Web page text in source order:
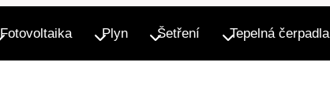
Fotovoltaika Plyn Šetření Tepelná čerpadla